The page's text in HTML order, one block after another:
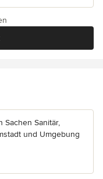
Sachen Sanitär,
und Umgebung